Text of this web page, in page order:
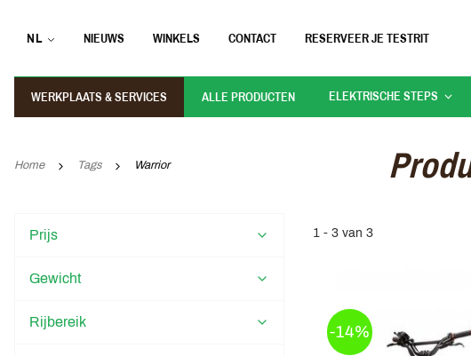
NL NIEUWS WINKELS CONTACT RESERVEER JE TESTRIT
WERKPLAATS & SERVICES ALLE PRODUCTEN ELEKTRISCHE STEPS
Home Tags Warrior
Prijs
Gewicht
Rijbereik
1 - 3 van 3
-14%